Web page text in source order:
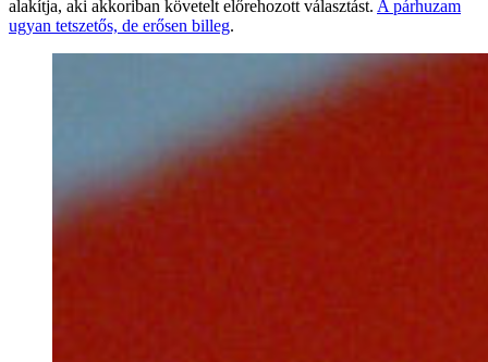
alakítja, aki akkoriban követelt előrehozott választást. A párhuzam
ugyan tetszetős, de erősen billeg.